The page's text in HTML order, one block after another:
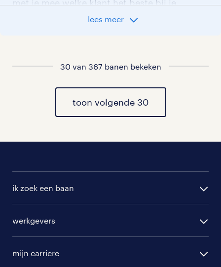
met je mee welke klant het beste bij je
vacatures in Uithoorn
vacatures in De Kwakel
vacatures in Aalsmeer
lees meer
30 van 367 banen bekeken
toon volgende 30
ik zoek een baan
randstad professional
werkgevers
mijn carriere